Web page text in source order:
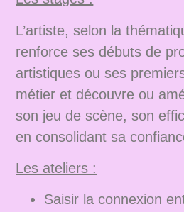
L’artiste, selon la
renforce ses débuts de
artistiques ou ses
métier et découvre ou
son jeu de scène, son
en consolidant sa
Les ateliers :
Saisir la connexion